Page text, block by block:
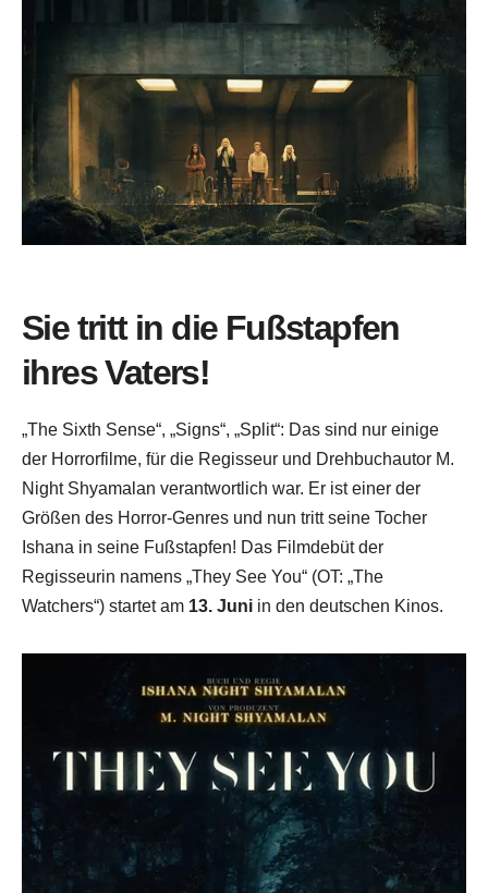
Sie tritt in die Fußstapfen
ihres Vaters!
„The Sixth Sense“, „Signs“, „Split“: Das sind nur einige
der Horrorfilme, für die Regisseur und Drehbuchautor M.
Night Shyamalan verantwortlich war. Er ist einer der
Größen des Horror-Genres und nun tritt seine Tocher
Ishana in seine Fußstapfen! Das Filmdebüt der
Regisseurin namens „They See You“ (OT: „The
Watchers“) startet am 13. Juni in den deutschen Kinos.